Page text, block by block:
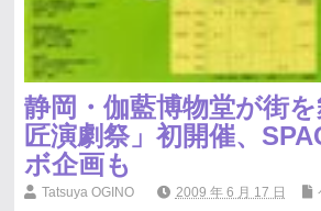
静岡・伽藍博物堂が街
匠演劇祭」初開催、
ボ企画も
Tatsuya OGINO 2009 年 6 月 17 日